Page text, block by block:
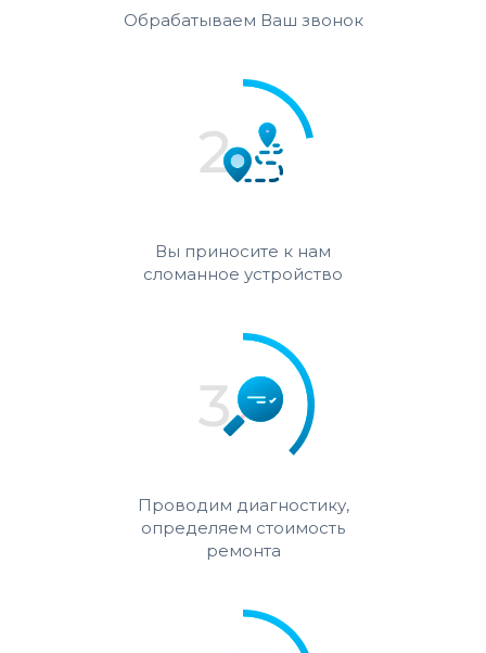
Обрабатываем Ваш звонок
Вы приносите к нам
сломанное устройство
Проводим диагностику,
определяем стоимость
ремонта